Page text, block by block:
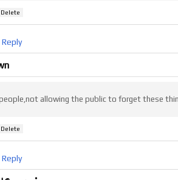
Delete
Reply
allowing the public to forget these
Delete
Reply